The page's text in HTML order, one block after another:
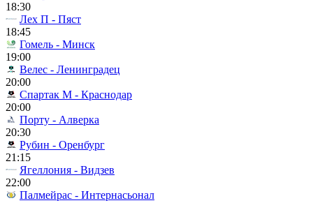
18:30
Лех П - Пяст
18:45
Гомель - Минск
19:00
Велес - Ленинградец
20:00
Спартак М - Краснодар
20:00
Порту - Алверка
20:30
Рубин - Оренбург
21:15
Ягеллония - Видзев
22:00
Палмейрас - Интернасьонал